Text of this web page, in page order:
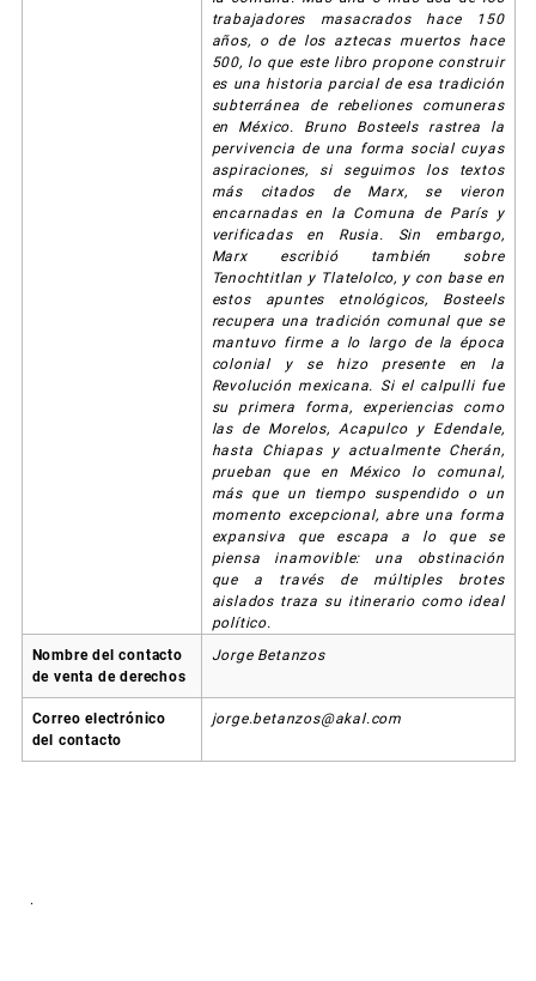
trabajadores masacrados hace 150
años, o de los aztecas muertos hace
500, lo que este libro propone construir
es una historia parcial de esa tradición
subterránea de rebeliones comuneras
en México. Bruno Bosteels rastrea la
pervivencia de una forma social cuyas
aspiraciones, si seguimos los textos
más citados de Marx, se vieron
encarnadas en la Comuna de París y
verificadas en Rusia. Sin embargo,
Marx escribió también sobre
Tenochtitlan y Tlatelolco, y con base en
estos apuntes etnológicos, Bosteels
recupera una tradición comunal que se
mantuvo firme a lo largo de la época
colonial y se hizo presente en la
Revolución mexicana. Si el calpulli fue
su primera forma, experiencias como
las de Morelos, Acapulco y Edendale,
hasta Chiapas y actualmente Cherán,
prueban que en México lo comunal,
más que un tiempo suspendido o un
momento excepcional, abre una forma
expansiva que escapa a lo que se
piensa inamovible: una obstinación
que a través de múltiples brotes
aislados traza su itinerario como ideal
político.
Nombre del contacto
de venta de derechos
Jorge Betanzos
Correo electrónico
del contacto
jorge.betanzos@akal.com
.